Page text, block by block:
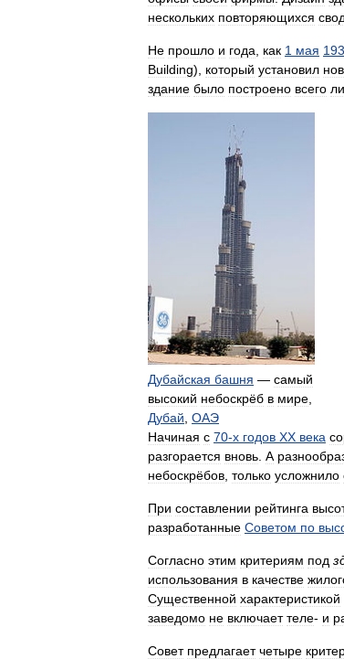
нескольких повторяющихся
Не прошло и года, как 1 мая
Building), который установил
здание было построено всего
Дубайская башня — самый
высокий небоскрёб в мире
Дубай ОАЭ
Начиная с 70-х годов XX века
разгорается вновь А
небоскрёбов только усложнило
При составлении рейтинга
разработанные Советом по
Согласно этим критериям под
использования в качестве
Существенной характеристикой
заведомо не включает теле- и
Совет предлагает четыре